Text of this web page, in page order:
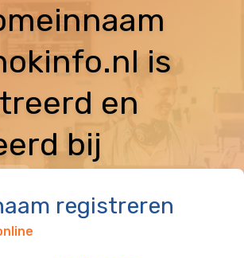
is
en
bij
registreren